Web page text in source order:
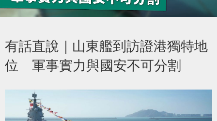
有話直說｜山東艦到訪證港獨特地
位 軍事實力與國安不可分割